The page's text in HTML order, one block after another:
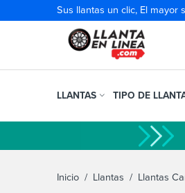
Sus llantas un clic, El mayor
LLANTAS TIPO DE
Inicio / Llantas / Llantas